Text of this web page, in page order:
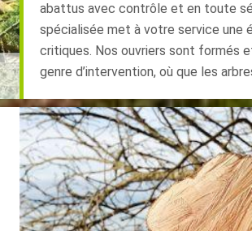
abattus avec contrôle et en toute
spécialisée met à votre service une
critiques. Nos ouvriers sont formés
genre d’intervention, où que les